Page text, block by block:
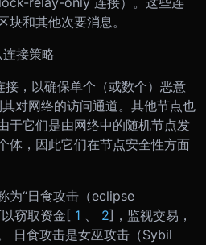
和其他次要消息。
接策略
，以确保单个（或数个）恶意
对网络的访问通道。其他节点也
于它们是由网络中的随机节点发
体，因此它们在节点安全性方面
为“日食攻击（eclipse
窃取资金[ 1 、 2]，监视交易，
日食攻击是女巫攻击（Sybil